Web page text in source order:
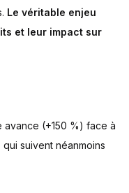
Le véritable enjeu
et leur impact sur
avance (+150 %) face à
suivent néanmoins